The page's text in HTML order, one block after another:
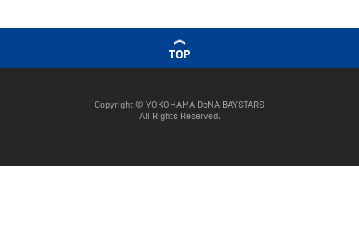
TOP
Copyright © YOKOHAMA DeNA BAYSTARS
All Rights Reserved.